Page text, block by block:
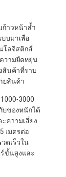
ก้าวหน้าล้ำ
บมาเพื่อ
โลจิสติกส์
วามยืดหยุ่น
สินค้าที่ราบ
ยสินค้า
3000
บของหนักได้
ความเสี่ยง
เมตรต่อ
ดเร็วใน
ขั้นสูงและ